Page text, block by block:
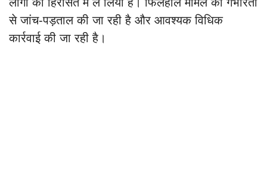
से जांच-पड़ताल की जा रही है और आवश्यक विधिक
कार्रवाई की जा रही है।